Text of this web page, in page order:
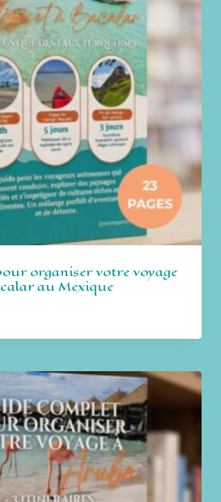
organiser votre voyage
au Mexique